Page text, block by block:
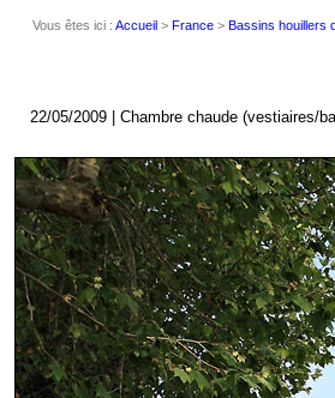
Vous êtes ici : Accueil > France > Bassins houillers
22/05/2009 | Chambre chaude (vestiaires/